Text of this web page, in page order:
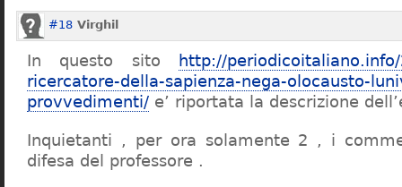
#18 Virghil
In questo sito
http://
ricercatore-della-sapienza-nega-olocausto-
provvedimenti/ e’ riportata la descrizione
Inquietanti , per ora solamente 2 , i
difesa del professore .